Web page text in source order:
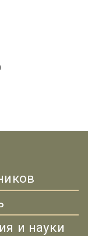
и науки